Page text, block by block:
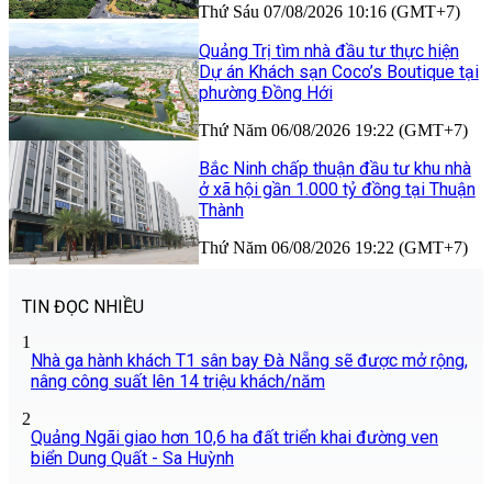
Thứ Sáu 07/08/2026 10:16 (GMT+7)
Quảng Trị tìm nhà đầu tư thực hiện
Dự án Khách sạn Coco’s Boutique tại
phường Đồng Hới
Thứ Năm 06/08/2026 19:22 (GMT+7)
Bắc Ninh chấp thuận đầu tư khu nhà
ở xã hội gần 1.000 tỷ đồng tại Thuận
Thành
Thứ Năm 06/08/2026 19:22 (GMT+7)
TIN ĐỌC NHIỀU
1
Nhà ga hành khách T1 sân bay Đà Nẵng sẽ được mở rộng,
nâng công suất lên 14 triệu khách/năm
2
Quảng Ngãi giao hơn 10,6 ha đất triển khai đường ven
biển Dung Quất - Sa Huỳnh